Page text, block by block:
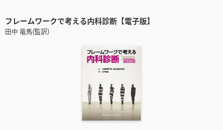
フレームワークで考える内科診断【電子版】
田中 竜馬(監訳)